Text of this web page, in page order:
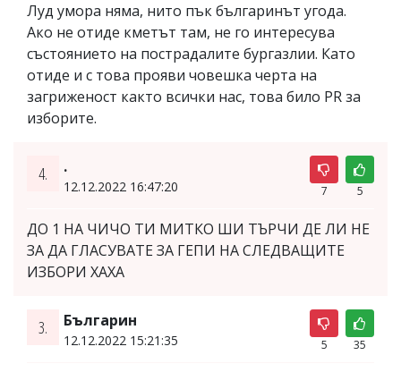
Луд умора няма, нито пък българинът угода.
Ако не отиде кметът там, не го интересува
състоянието на пострадалите бургазлии. Като
отиде и с това прояви човешка черта на
загриженост както всички нас, това било PR за
изборите.
4. .
12.12.2022 16:47:20 7 5
ДО 1 НА ЧИЧО ТИ МИТКО ШИ ТЪРЧИ ДЕ ЛИ НЕ
ЗА ДА ГЛАСУВАТЕ ЗА ГЕПИ НА СЛЕДВАЩИТЕ
ИЗБОРИ ХАХА
3. Българин
12.12.2022 15:21:35 5 35